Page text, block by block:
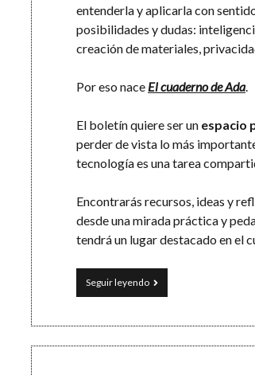
entenderla y aplicarla con
posibilidades y dudas:
creación de materiales,
Por eso nace El cuaderno de Ada.
El boletín quiere ser un espacio
perder de vista lo más
tecnología es una tarea
Encontrarás recursos, ideas y
desde una mirada práctica y
tendrá un lugar destacado en el
Seguir leyendoEl
cuaderno
Ada